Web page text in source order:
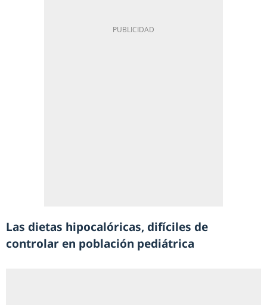
Las dietas hipocalóricas, difíciles de
controlar en población pediátrica